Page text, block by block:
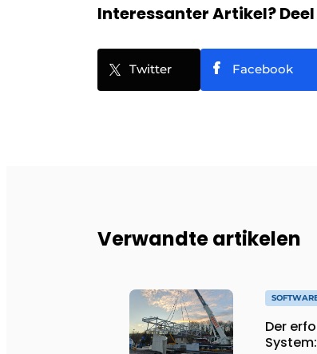
Interessanter Artikel?
Twitter Facebook
Verwandte artikelen
Der